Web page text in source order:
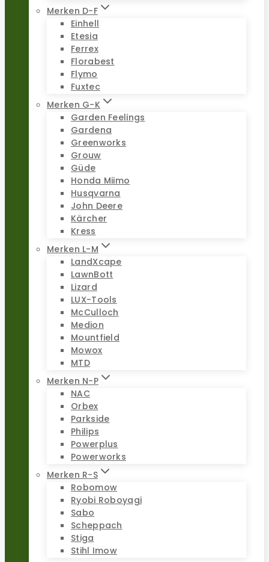
Merken D-F
Einhell
Etesia
Ferrex
Florabest
Flymo
Fuxtec
Merken G-K
Garden Feelings
Gardena
Greenworks
Grouw
Güde
Honda Miimo
Husqvarna
John Deere
Kärcher
Kress
Merken L-M
LandXcape
LawnBott
Lizard
LUX-Tools
McCulloch
Medion
Mountfield
Mowox
MTD
Merken N-P
NAC
Orbex
Parkside
Philips
Powerplus
Powerworks
Merken R-S
Robomow
Ryobi Roboyagi
Sabo
Scheppach
Stiga
Stihl Imow